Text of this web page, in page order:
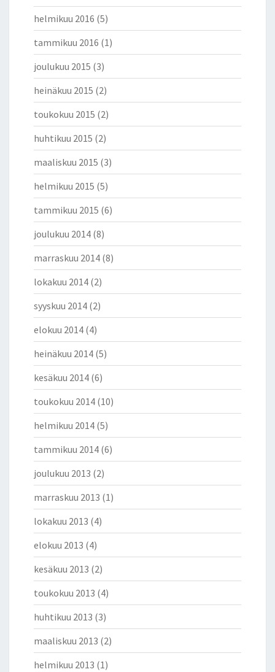
helmikuu 2016 (5)
tammikuu 2016 (1)
joulukuu 2015 (3)
heinäkuu 2015 (2)
toukokuu 2015 (2)
huhtikuu 2015 (2)
maaliskuu 2015 (3)
helmikuu 2015 (5)
tammikuu 2015 (6)
joulukuu 2014 (8)
marraskuu 2014 (8)
lokakuu 2014 (2)
syyskuu 2014 (2)
elokuu 2014 (4)
heinäkuu 2014 (5)
kesäkuu 2014 (6)
toukokuu 2014 (10)
helmikuu 2014 (5)
tammikuu 2014 (6)
joulukuu 2013 (2)
marraskuu 2013 (1)
lokakuu 2013 (4)
elokuu 2013 (4)
kesäkuu 2013 (2)
toukokuu 2013 (4)
huhtikuu 2013 (3)
maaliskuu 2013 (2)
helmikuu 2013 (1)